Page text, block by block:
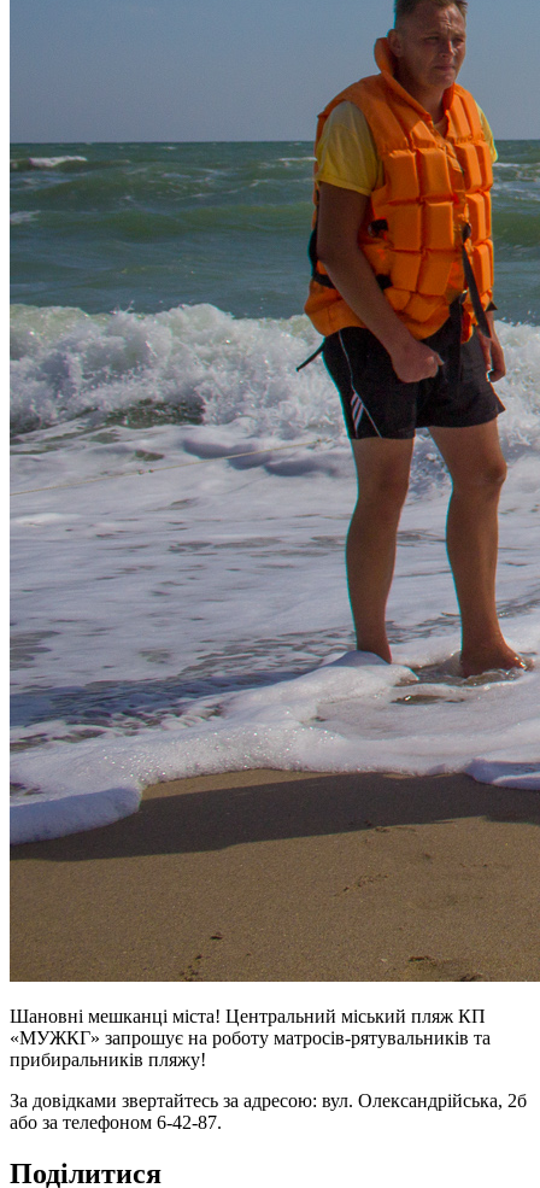
Шановні мешканці міста! Центральний міський пляж КП
«МУЖКГ» запрошує на роботу матросів-рятувальників та
прибиральників пляжу!
За довідками звертайтесь за адресою: вул. Олександрійська, 2б
або за телефоном 6-42-87.
Поділитися